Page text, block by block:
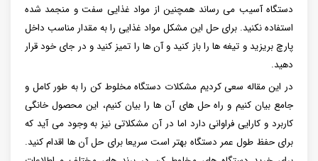
دستگاه آسیب می رساند همچنین از مواد غذایی سفت و منجمد شده
استفاده نکنید. برای حل این مشکل مواد غذایی را به مقدار مناسب داخل
پارچ بریزید و تیغه ها را باز کنید و آن ها را تمیز کنید و در جای خود قرار
دهید.
در این مقاله سعی کردیم مشکلات دستگاه مخلوط کن را به طور کامل و
جامع بیان کنیم و راه حل های آن ها را بیان کنیم، این محصول خانگی
کاربرد و کارایی فراوانی دارد اما در آن مشکلاتی نیز به وجود می آید که
برای حفظ طول عمر دستگاه بهتر است سریعا برای حل آن ها اقدام کنید.